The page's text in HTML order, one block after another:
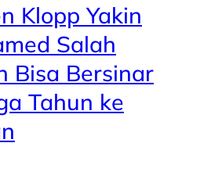
Klopp Yakin
Salah
Bisa Bersinar
Tahun ke